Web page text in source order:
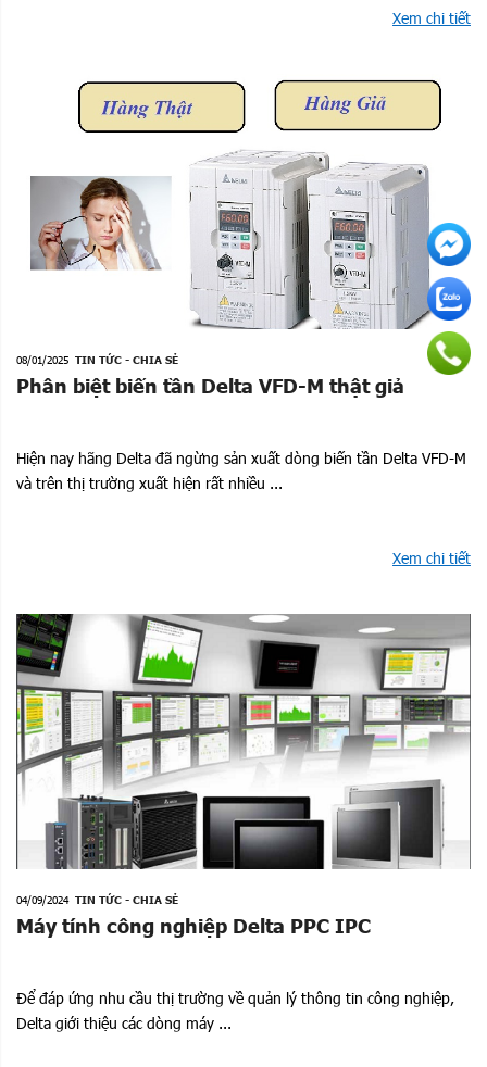
Xem chi tiết
08/01/2025 TIN TỨC - CHIA SẺ
Phân biệt biến tần Delta VFD-M thật giả
Hiện nay hãng Delta đã ngừng sản xuất dòng biến tần Delta VFD-M
và trên thị trường xuất hiện rất nhiều ...
Xem chi tiết
04/09/2024 TIN TỨC - CHIA SẺ
Máy tính công nghiệp Delta PPC IPC
Để đáp ứng nhu cầu thị trường về quản lý thông tin công nghiệp,
Delta giới thiệu các dòng máy ...